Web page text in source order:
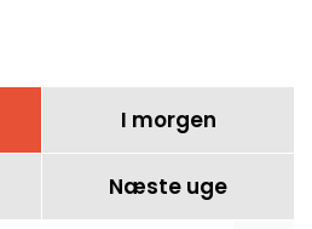
I morgen
Næste uge